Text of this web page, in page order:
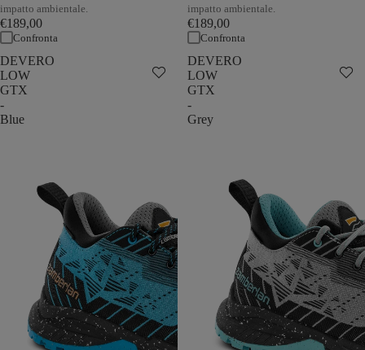
impatto ambientale.
€189,00
Confronta
impatto ambientale.
€189,00
Confronta
DEVERO
LOW
GTX
-
Blue
DEVERO
LOW
GTX
-
Grey